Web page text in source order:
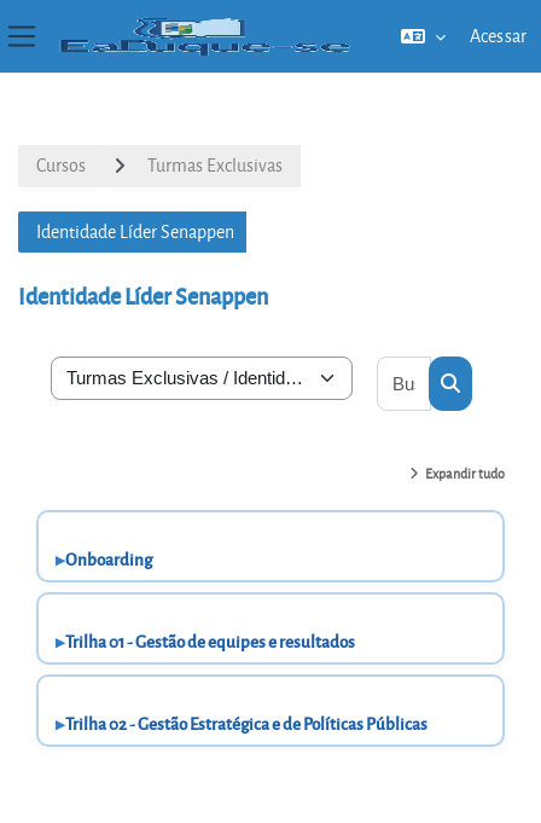
Acessar
Cursos Turmas Exclusivas
Identidade Líder Senappen
Identidade Líder Senappen
Categorias de Cursos
Buscar cursos
Expandir tudo
Onboarding
Trilha 01 - Gestão de equipes e resultados
Trilha 02 - Gestão Estratégica e de Políticas Públicas